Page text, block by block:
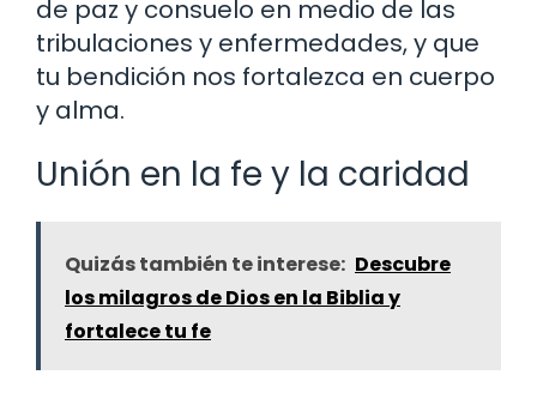
de paz y consuelo en medio de las
tribulaciones y enfermedades, y que
tu bendición nos fortalezca en cuerpo
y alma.
Unión en la fe y la caridad
Quizás también te interese: Descubre
los milagros de Dios en la Biblia y
fortalece tu fe